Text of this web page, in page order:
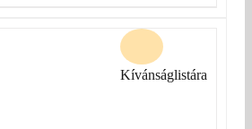
Kívánságlistára